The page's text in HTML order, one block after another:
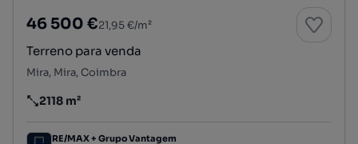
46 500 €21,95 €/m²
Terreno para venda
Mira, Mira, Coimbra
Preço por metro quadrado
2118 m²
RE/MAX + Grupo Vantagem